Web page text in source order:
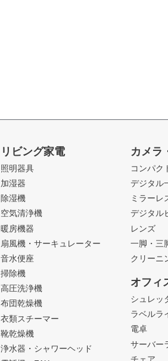
リビング家電
照明器具
加湿器
除湿機
空気清浄機
暖房機器
扇風機・サーキュレーター
音水便座
掃除機
高圧洗浄機
布団乾燥機
衣類スチーマー
靴乾燥機
浄水器・シャワーヘッド
カメラ
コンパク
デジタル
ミラーレ
デジタル
レンズ
一脚・三
クリーニ
オフィ
シュレッ
ラベルラ
電卓
サーバー